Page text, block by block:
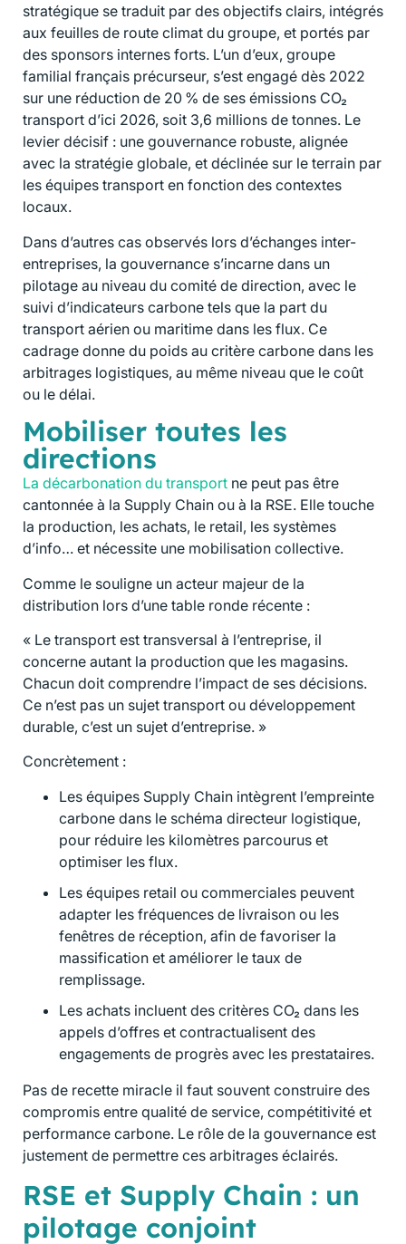
stratégique se traduit par des objectifs clairs, intégrés
aux feuilles de route climat du groupe, et portés par
des sponsors internes forts. L’un d’eux, groupe
familial français précurseur, s’est engagé dès 2022
sur une réduction de 20 % de ses émissions CO₂
transport d’ici 2026, soit 3,6 millions de tonnes. Le
levier décisif : une gouvernance robuste, alignée
avec la stratégie globale, et déclinée sur le terrain par
les équipes transport en fonction des contextes
locaux.
Dans d’autres cas observés lors d’échanges inter-
entreprises, la gouvernance s’incarne dans un
pilotage au niveau du comité de direction, avec le
suivi d’indicateurs carbone tels que la part du
transport aérien ou maritime dans les flux. Ce
cadrage donne du poids au critère carbone dans les
arbitrages logistiques, au même niveau que le coût
ou le délai.
Mobiliser toutes les
directions
La décarbonation du transport ne peut pas être
cantonnée à la Supply Chain ou à la RSE. Elle touche
la production, les achats, le retail, les systèmes
d’info… et nécessite une mobilisation collective.
Comme le souligne un acteur majeur de la
distribution lors d’une table ronde récente :
« Le transport est transversal à l’entreprise, il
concerne autant la production que les magasins.
Chacun doit comprendre l’impact de ses décisions.
Ce n’est pas un sujet transport ou développement
durable, c’est un sujet d’entreprise. »
Concrètement :
Les équipes Supply Chain intègrent l’empreinte
carbone dans le schéma directeur logistique,
pour réduire les kilomètres parcourus et
optimiser les flux.
Les équipes retail ou commerciales peuvent
adapter les fréquences de livraison ou les
fenêtres de réception, afin de favoriser la
massification et améliorer le taux de
remplissage.
Les achats incluent des critères CO₂ dans les
appels d’offres et contractualisent des
engagements de progrès avec les prestataires.
Pas de recette miracle il faut souvent construire des
compromis entre qualité de service, compétitivité et
performance carbone. Le rôle de la gouvernance est
justement de permettre ces arbitrages éclairés.
RSE et Supply Chain : un
pilotage conjoint